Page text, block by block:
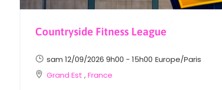
Countryside Fitness League
sam 12/09/2026 9h00 - 15h00 Europe/Paris
Grand Est ,France